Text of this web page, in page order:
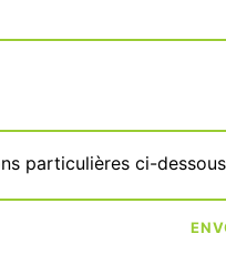
particulières ci-